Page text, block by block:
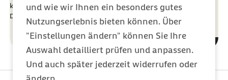
und wie wir Ihnen ein besonders gutes
Nutzungserlebnis bieten können. Über
"Einstellungen ändern" können Sie Ihre
Auswahl detailliert prüfen und anpassen.
Und auch später jederzeit widerrufen oder
kompakt? Hier finden Sie die archivierten Ausgaben zum
Download